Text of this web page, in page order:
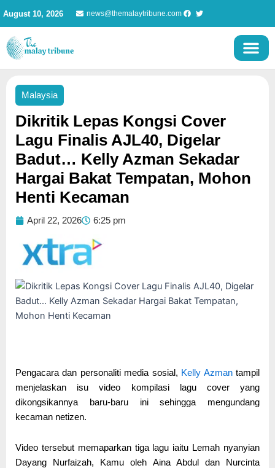
content
August 10, 2026 news@themalaytribune.com
Malaysia
Dikritik Lepas Kongsi Cover
Lagu Finalis AJL40, Digelar
Badut… Kelly Azman Sekadar
Hargai Bakat Tempatan, Mohon
Henti Kecaman
April 22, 2026 6:25 pm
Pengacara dan personaliti media sosial, Kelly Azmantampil
menjelaskan isu video kompilasi lagu cover yang
dikongsikannya baru-baru ini sehingga mengundang
kecaman netizen.
Video tersebut memaparkan tiga lagu iaitu Lemah nyanyian
Dayang Nurfaizah, Kamu oleh Aina Abdul dan Nurcinta